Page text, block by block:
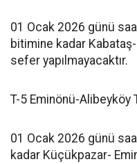
01 Ocak 2026 günü
bitimine kadar
sefer yapılmayacaktır.
T-5 Eminönü-Alibeyköy
01 Ocak 2026 günü
kadar Küçükpazar-